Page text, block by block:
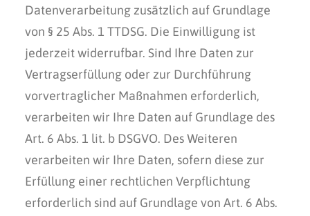
Datenverarbeitung zusätzlich auf Grundlage
von § 25 Abs. 1 TTDSG. Die Einwilligung ist
jederzeit widerrufbar. Sind Ihre Daten zur
Vertragserfüllung oder zur Durchführung
vorvertraglicher Maßnahmen erforderlich,
verarbeiten wir Ihre Daten auf Grundlage des
Art. 6 Abs. 1 lit. b DSGVO. Des Weiteren
verarbeiten wir Ihre Daten, sofern diese zur
Erfüllung einer rechtlichen Verpflichtung
erforderlich sind auf Grundlage von Art. 6 Abs.